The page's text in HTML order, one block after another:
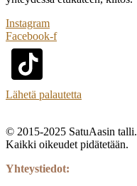
Instagram
Facebook-f
Lähetä palautetta
© 2015-2025 SatuAasin talli.
Kaikki oikeudet pidätetään.
Yhteystiedot: